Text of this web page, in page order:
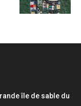
île de sable du